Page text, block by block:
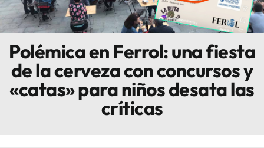
Sostenibilidad
Innova
Polémica en Ferrol: una fiesta
de la cerveza con concursos y
«catas» para niños desata las
críticas